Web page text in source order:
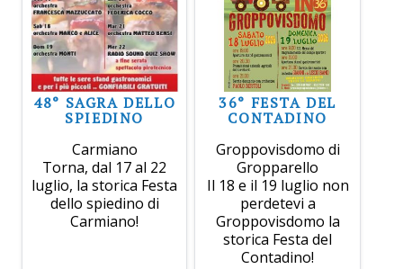
48° SAGRA DELLO
SPIEDINO
Carmiano
Torna, dal 17 al 22
luglio, la storica Festa
dello spiedino di
Carmiano!
36° FESTA DEL
CONTADINO
Groppovisdomo di
Gropparello
Il 18 e il 19 luglio non
perdetevi a
Groppovisdomo la
storica Festa del
Contadino!